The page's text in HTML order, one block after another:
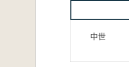
中世